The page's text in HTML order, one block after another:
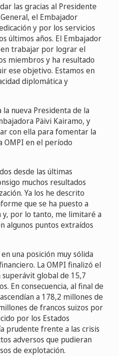
las gracias al Presidente
el Embajador
y por los servicios
últimos años. El Embajador
trabajar por lograr el
miembros y ha resultado
ese objetivo. Estamos en
diplomática y
nueva Presidenta de la
Päivi Kairamo, y
con ella para fomentar la
OMPI en el período
desde las últimas
muchos resultados
Ya los he descrito
que se ha puesto a
y, por lo tanto, me limitaré a
algunos puntos extraídos
una posición muy sólida
La OMPI finalizó el
global de 15,7
En consecuencia, al final de
a 178,2 millones de
de francos suizos por
por los Estados
prudente frente a las crisis
adversos que pudieran
de explotación.